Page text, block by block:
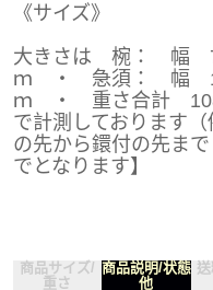
《サイズ》
大きさは 椀： 幅
ｍ ・ 急須： 幅
ｍ ・ 重さ合計
で計測しております
の先から鐶付の先ま
でとなります】
商品サイズ/
重さ
商品説明/状態
他